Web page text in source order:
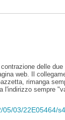
delle
web. Il
rimanga
l'indirizzo sempre
05/03/22E05464/s4